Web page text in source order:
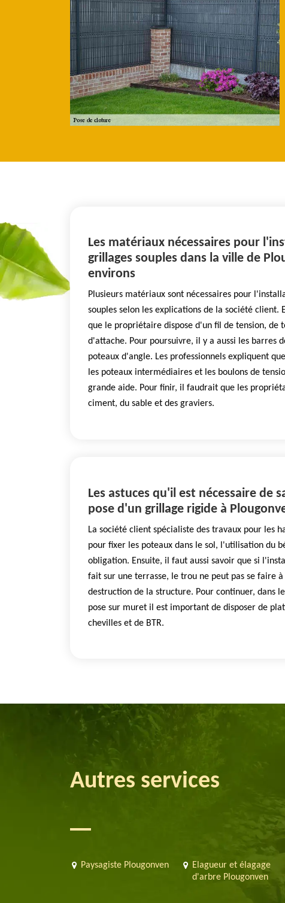
client experte en ce qui concerne les travaux sur les clôtures, il est
murets. En premier lieu, il faut respecter différentes hauteurs de
centimètres et 103 centimètres. Le professionnel qui va faire les
ce qui concerne le matériel à utiliser, il faut une clé BTR 4 afin
faut aussi des chevilles selon la société client.
Les matériaux nécessaires pour
grillages souples dans la ville de
environs
Plusieurs matériaux sont nécessaires pour
souples selon les explications de la société
que le propriétaire dispose d'un fil de tension, de
d'attache. Pour poursuivre, il y a aussi les barres
poteaux d'angle. Les professionnels expliquent
les poteaux intermédiaires et les boulons de
grande aide. Pour finir, il faudrait que les
ciment, du sable et des graviers.
Les astuces qu'il est nécessaire de
pose d'un grillage rigide à
La société client spécialiste des travaux pour les
pour fixer les poteaux dans le sol, l'utilisation du
obligation. Ensuite, il faut aussi savoir que si
fait sur une terrasse, le trou ne peut pas se faire à
destruction de la structure. Pour continuer, dans
pose sur muret il est important de disposer de
chevilles et de BTR.
Autres services
Paysagiste Plougonven
Elagueur et élagage
d'arbre Plougonven